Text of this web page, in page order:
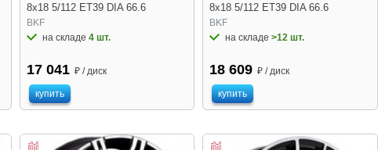
8x18 5/112 ET39 DIA 66.6
BKF
на складе 4 шт.
17 041 ₽ / диск
купить
8x18 5/112 ET39 DIA 66.6
BKF
на складе>12 шт.
18 609 ₽ / диск
купить